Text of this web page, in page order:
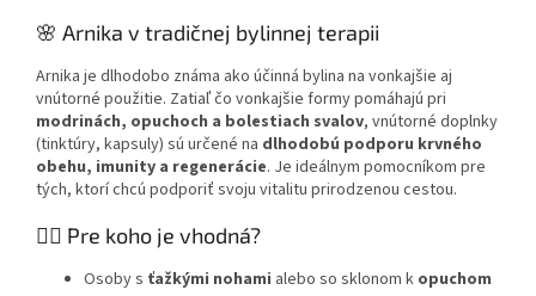
🌸 Arnika v tradičnej bylinnej terapii
Arnika je dlhodobo známa ako účinná bylina na vonkajšie aj
vnútorné použitie. Zatiaľ čo vonkajšie formy pomáhajú pri
modrinách, opuchoch a bolestiach svalov, vnútorné doplnky
(tinktúry, kapsuly) sú určené na dlhodobú podporu krvného
obehu, imunity a regenerácie. Je ideálnym pomocníkom pre
tých, ktorí chcú podporiť svoju vitalitu prirodzenou cestou.
👩‍⚕️ Pre koho je vhodná?
Osoby s ťažkými nohami alebo so sklonom k opuchom